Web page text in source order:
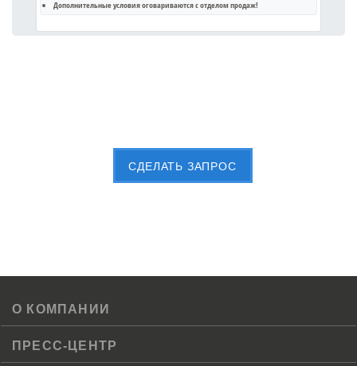
Дополнительные условия оговариваются с отделом продаж!
CДЕЛАТЬ ЗАПРОС
О КОМПАНИИ
ПРЕСС-ЦЕНТР